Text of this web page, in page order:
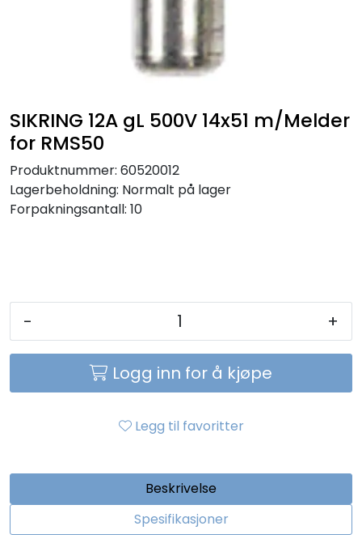
SIKRING 12A gL 500V 14x51 m/Melder
for RMS50
Produktnummer: 60520012
Lagerbeholdning: Normalt på lager
Forpakningsantall: 10
- +
Logg inn for å kjøpe
Legg til favoritter
Beskrivelse
Spesifikasjoner